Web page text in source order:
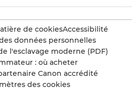
de cookiesAccessibilité
données personnelles
l'esclavage moderne (PDF)
: où acheter
Canon accrédité
des cookies